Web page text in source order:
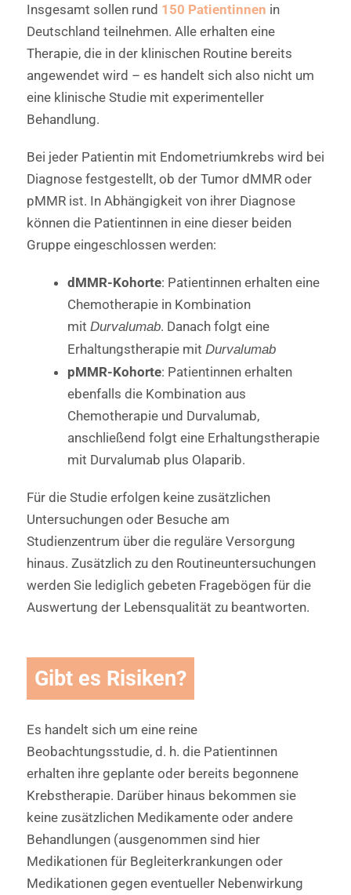
Insgesamt sollen rund 150 Patientinnen in
Deutschland teilnehmen. Alle erhalten eine
Therapie, die in der klinischen Routine bereits
angewendet wird – es handelt sich also nicht um
eine klinische Studie mit experimenteller
Behandlung.
Bei jeder Patientin mit Endometriumkrebs wird bei
Diagnose festgestellt, ob der Tumor dMMR oder
pMMR ist. In Abhängigkeit von ihrer Diagnose
können die Patientinnen in eine dieser beiden
Gruppe eingeschlossen werden:
dMMR-Kohorte: Patientinnen erhalten eine
Chemotherapie in Kombination
mit Durvalumab. Danach folgt eine
Erhaltungstherapie mit Durvalumab
pMMR-Kohorte: Patientinnen erhalten
ebenfalls die Kombination aus
Chemotherapie und Durvalumab,
anschließend folgt eine Erhaltungstherapie
mit Durvalumab plus Olaparib.
Für die Studie erfolgen keine zusätzlichen
Untersuchungen oder Besuche am
Studienzentrum über die reguläre Versorgung
hinaus. Zusätzlich zu den Routineuntersuchungen
werden Sie lediglich gebeten Fragebögen für die
Auswertung der Lebensqualität zu beantworten.
Gibt es Risiken?
Es handelt sich um eine reine
Beobachtungsstudie, d. h. die Patientinnen
erhalten ihre geplante oder bereits begonnene
Krebstherapie. Darüber hinaus bekommen sie
keine zusätzlichen Medikamente oder andere
Behandlungen (ausgenommen sind hier
Medikationen für Begleiterkrankungen oder
Medikationen gegen eventueller Nebenwirkung